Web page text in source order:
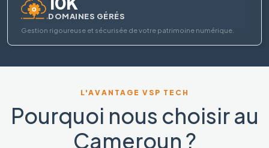
DOMAINES GÉRÉS
Gestion rigoureuse et sécurisée de votre patrimoine numérique.
L'AVANTAGE VSP TECH
Pourquoi nous choisir au
Cameroun ?